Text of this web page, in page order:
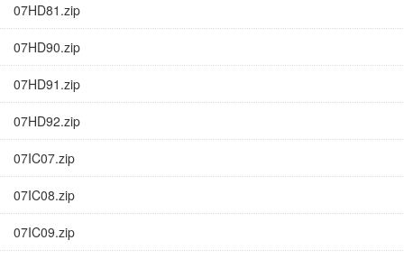
07HD81.zip
07HD90.zip
07HD91.zip
07HD92.zip
07IC07.zip
07IC08.zip
07IC09.zip